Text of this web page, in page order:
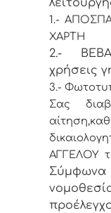
1.-
ΧΑΡΤΗ
2.-
χρήσεις
3.-
Σας
αίτηση,
ΑΓΓΕΛΟΥ